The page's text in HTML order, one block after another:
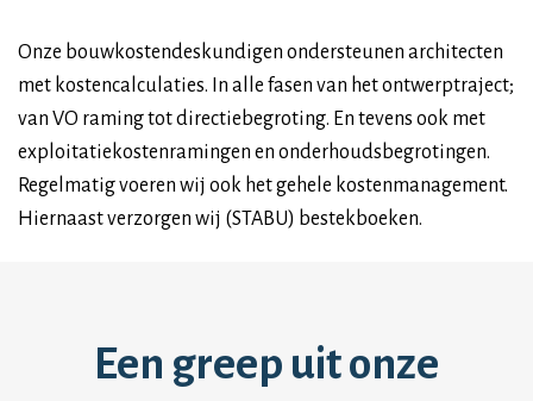
Onze bouwkostendeskundigen ondersteunen architecten
met kostencalculaties. In alle fasen van het ontwerptraject;
van VO raming tot directiebegroting. En tevens ook met
exploitatiekostenramingen en onderhoudsbegrotingen.
Regelmatig voeren wij ook het gehele kostenmanagement.
Hiernaast verzorgen wij (STABU) bestekboeken.
Een greep uit onze